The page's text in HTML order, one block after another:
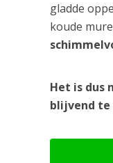
gladde
koude
Het is dus
blijvend te